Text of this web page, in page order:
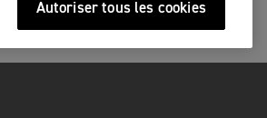
Autoriser tous les cookies